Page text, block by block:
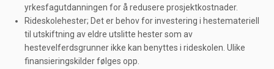
yrkesfagutdanningen for å redusere prosjektkostnader.
Rideskolehester; Det er behov for investering i hestemateriell
til utskiftning av eldre utslitte hester som av
hestevelferdsgrunner ikke kan benyttes i rideskolen. Ulike
finansieringskilder følges opp.